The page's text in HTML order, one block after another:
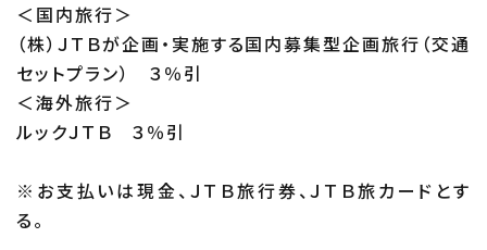
＜国内旅行＞
（株）ＪＴＢが企画・実施する国内募集型企画旅行（交通
セットプラン） ３％引
＜海外旅行＞
ルックＪＴＢ ３％引
※お支払いは現金、ＪＴＢ旅行券、ＪＴＢ旅カードとす
る。